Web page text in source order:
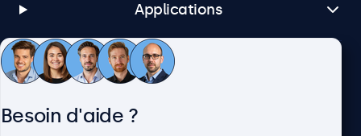
Applications
Service client
Besoin d'aide ?